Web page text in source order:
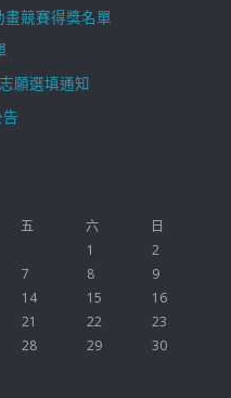
畫競賽得獎名單
願選填通知
五 六
日
1
2
7 8
9
14 15
16
21 22
23
28 29
30